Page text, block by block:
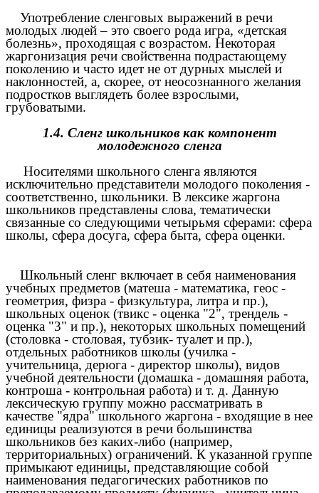
Употребление сленговых выражений в речи
молодых людей – это своего рода игра, «детская
болезнь», проходящая с возрастом. Некоторая
жаргонизация речи свойственна подрастающему
поколению и часто идет не от дурных мыслей и
наклонностей, а, скорее, от неосознанного желания
подростков выглядеть более взрослыми,
грубоватыми.
1.4. Сленг школьников как компонент
молодежного сленга
Носителями школьного сленга являются
исключительно представители молодого поколения -
соответственно, школьники. В лексике жаргона
школьников представлены слова, тематически
связанные со следующими четырьмя сферами: сфера
школы, сфера досуга, сфера быта, сфера оценки.
Школьный сленг включает в себя наименования
учебных предметов (матеша - математика, геос -
геометрия, физра - физкультура, литра и пр.),
школьных оценок (твикс - оценка "2", трендель -
оценка "3" и пр.), некоторых школьных помещений
(столовка - столовая, тубзик- туалет и пр.),
отдельных работников школы (училка -
учительница, дерюга - директор школы), видов
учебной деятельности (домашка - домашняя работа,
контроша - контрольная работа) и т. д. Данную
лексическую группу можно рассматривать в
качестве "ядра" школьного жаргона - входящие в нее
единицы реализуются в речи большинства
школьников без каких-либо (например,
территориальных) ограничений. К указанной группе
примыкают единицы, представляющие собой
наименования педагогических работников по